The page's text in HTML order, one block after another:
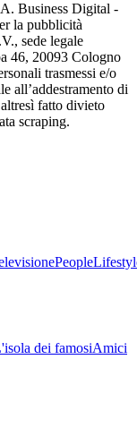
Business Digital -
la pubblicità
sede legale
46, 20093 Cologno
trasmessi e/o
all’addestramento di
fatto divieto
scraping.
People
dei famosiAmici